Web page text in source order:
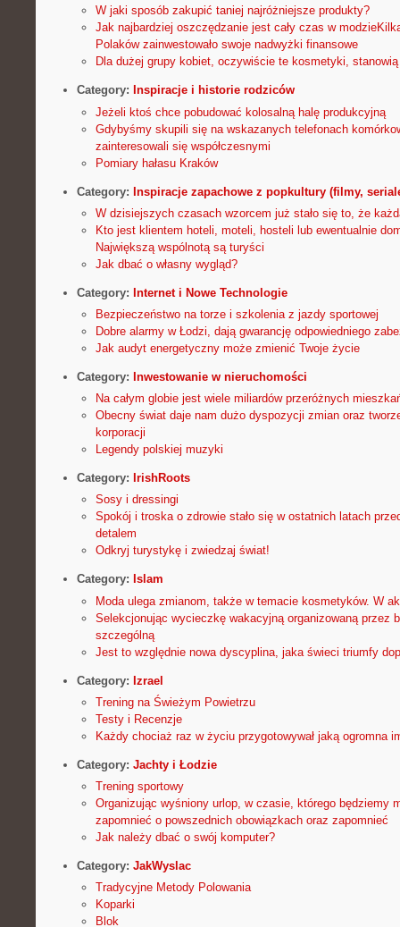
W jaki sposób zakupić taniej najróżniejsze produkty?
Jak najbardziej oszczędzanie jest cały czas w
Polaków zainwestowało swoje nadwyżki finansowe
Dla dużej grupy kobiet, oczywiście te kosmetyki,
Category: Inspiracje i historie rodziców
Jeżeli ktoś chce pobudować kolosalną halę produkcyjną
Gdybyśmy skupili się na wskazanych telefonach
zainteresowali się współczesnymi
Pomiary hałasu Kraków
Category: Inspiracje zapachowe z popkultury (filmy,
W dzisiejszych czasach wzorcem już stało się to, że
Kto jest klientem hoteli, moteli, hosteli lub ewentualnie
Największą wspólnotą są turyści
Jak dbać o własny wygląd?
Category: Internet i Nowe Technologie
Bezpieczeństwo na torze i szkolenia z jazdy sportowej
Dobre alarmy w Łodzi, dają gwarancję odpowiedniego
Jak audyt energetyczny może zmienić Twoje życie
Category: Inwestowanie w nieruchomości
Na całym globie jest wiele miliardów przeróżnych
Obecny świat daje nam dużo dyspozycji zmian oraz
korporacji
Legendy polskiej muzyki
Category: IrishRoots
Sosy i dressingi
Spokój i troska o zdrowie stało się w ostatnich latach
detalem
Odkryj turystykę i zwiedzaj świat!
Category: Islam
Moda ulega zmianom, także w temacie kosmetyków. W
Selekcjonując wycieczkę wakacyjną organizowaną przez
szczególną
Jest to względnie nowa dyscyplina, jaka świeci triumfy
Category: Izrael
Trening na Świeżym Powietrzu
Testy i Recenzje
Każdy chociaż raz w życiu przygotowywał jaką ogromna
Category: Jachty i Łodzie
Trening sportowy
Organizując wyśniony urlop, w czasie, którego będziemy
zapomnieć o powszednich obowiązkach oraz zapomnieć
Jak należy dbać o swój komputer?
Category: JakWyslac
Tradycyjne Metody Polowania
Koparki
Blok